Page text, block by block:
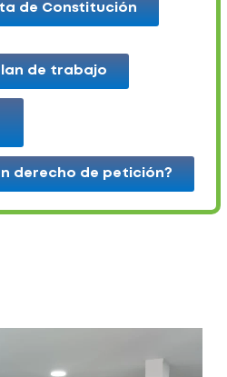
de Constitución
de trabajo
derecho de petición?